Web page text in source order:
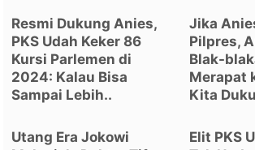
Resmi Dukung Anies,
PKS Udah Keker 86
Kursi Parlemen di
2024: Kalau Bisa
Sampai Lebih..
Jika
Pilpres,
Blak-
Merapat
Kita
Utang Era Jokowi
Elit PKS